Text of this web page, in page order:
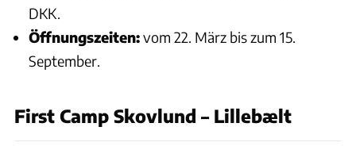
DKK.
Öffnungszeiten:vom 22. März bis zum 15.
September.
First Camp Skovlund – Lillebælt